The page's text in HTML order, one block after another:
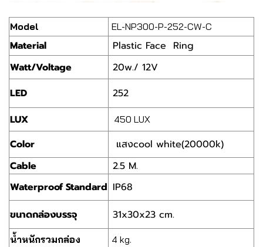
Model EL-NP300-P-252-CW-C
Material
Plastic Face Ring
Watt/Voltage
20w./ 12V
LED
252
LUX
450 LUX
Color
แสงcool white(20000k)
Cable
2.5 M.
Waterproof Standard IP68
ขนาดกล่องบรรจุ
31x30x23 cm.
น้ำหนักรวมกล่อง 4 kg.